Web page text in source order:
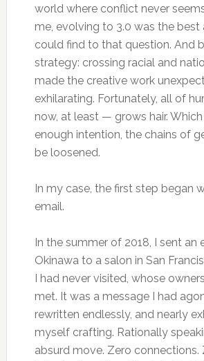
world where conflict never
me, evolving to 3.0 was the best
could find to that question. And
strategy: crossing racial and
made the creative work
exhilarating. Fortunately, all of
now, at least — grows hair.
enough intention, the chains of
be loosened.
In my case, the first step began
email.
In the summer of 2018, I sent an
Okinawa to a salon in San
I had never visited, whose
met. It was a message I had
rewritten endlessly, and nearly
myself crafting. Rationally
absurd move. Zero connections.